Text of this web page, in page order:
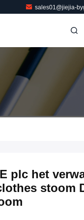
sales01@jiejia-
plc het
stoom